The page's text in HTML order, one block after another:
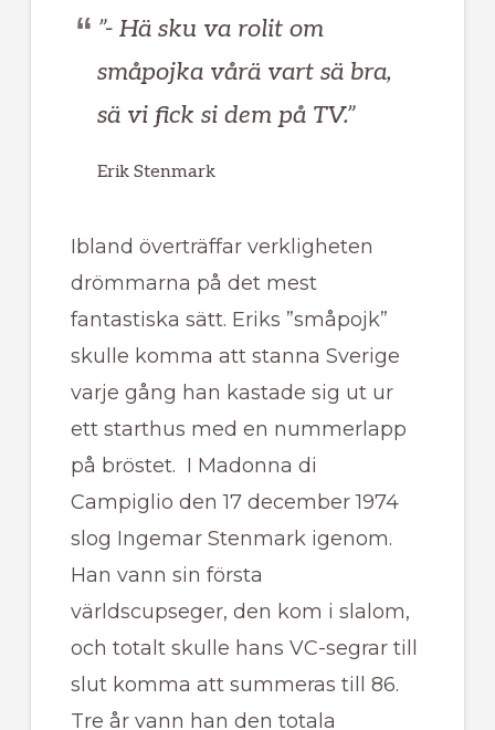
”- Hä sku va rolit om
småpojka vårä vart sä bra,
sä vi fick si dem på TV.”
Erik Stenmark
Ibland överträffar verkligheten
drömmarna på det mest
fantastiska sätt. Eriks ”småpojk”
skulle komma att stanna Sverige
varje gång han kastade sig ut ur
ett starthus med en nummerlapp
på bröstet. I Madonna di
Campiglio den 17 december 1974
slog Ingemar Stenmark igenom.
Han vann sin första
världscupseger, den kom i slalom,
och totalt skulle hans VC-segrar till
slut komma att summeras till 86.
Tre år vann han den totala